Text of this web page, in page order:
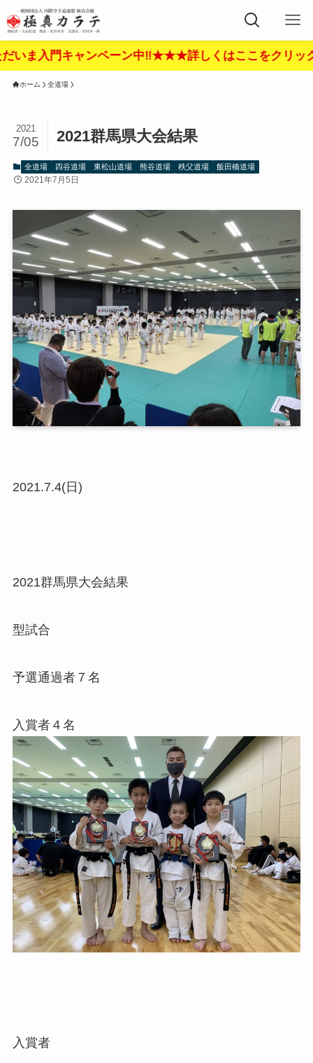
ン中‼︎★★★詳しくはここをクリック‼︎★★★
ホーム 全道場
2021群馬県大会結果
2021
7/05
全道場 四谷道場 東松山道場 熊谷道場 秩父道場 飯田橋道場
2021年7月5日
2021.7.4(日)
2021群馬県大会結果
型試合
予選通過者７名
入賞者４名
入賞者